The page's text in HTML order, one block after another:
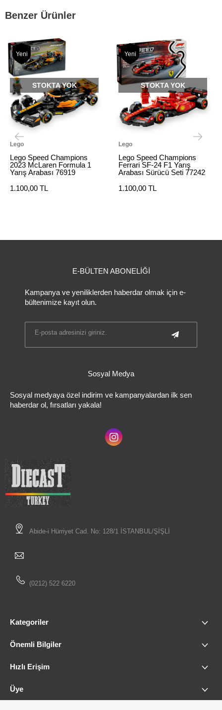
parçalı Trevi Çeşmesi nostaljik hediye yapım setiyle simgeleşmiş
bir Roma barok anıtının mimari yorumunun her adımını
Benzer Ürünler
Yeni
STOKTA YOK
Lego
Lego Speed Champions
2023 McLaren Formula 1
Yarış Arabası 76919
1.100,00 TL
Yeni
STOKTA YOK
Lego
Lego Speed Champions
Ferrari SF-24 F1 Yarış
Arabası Sürücü Seti 77242
1.100,00 TL
E-BÜLTEN ABONELİĞİ
Kampanya ve yeniliklerden haberdar olmak için e-
bültenimize kayıt olun.
Sosyal Medya
Sosyal medyaya özel indirim ve kampanyalardan ilk sen
haberdar ol, fırsatları yakala!
Abide-i Hürriyet Cad. No: 128/1 İSTANBUL/ŞİŞLİ
(0212) 522 6220
Kategoriler
Önemli Bilgiler
Hızlı Erişim
Üye